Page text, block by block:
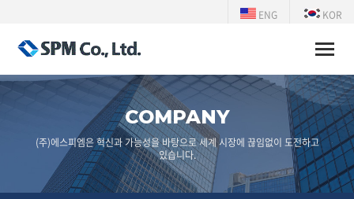
ENG KOR
Toggle
COMPANY
(주)에스피엠은 혁신과 가능성을 바탕으로 세계 시장에 끊임없이 도전하고
있습니다.